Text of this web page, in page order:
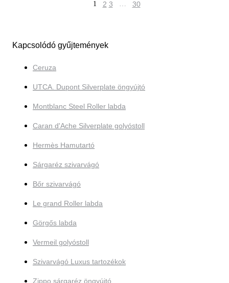
1 2 3 … 30
Kapcsolódó gyűjtemények
Ceruza
UTCA. Dupont Silverplate öngyújtó
Montblanc Steel Roller labda
Caran d'Ache Silverplate golyóstoll
Hermès Hamutartó
Sárgaréz szivarvágó
Bőr szivarvágó
Le grand Roller labda
Görgős labda
Vermeil golyóstoll
Szivarvágó Luxus tartozékok
Zippo sárgaréz öngyújtó